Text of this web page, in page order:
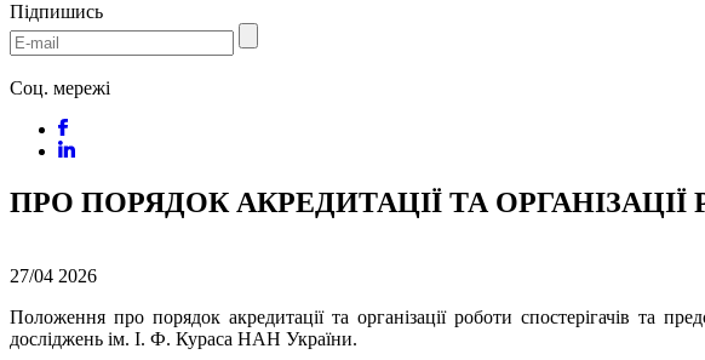
Підпишись
Соц. мережі
ПРО ПОРЯДОК АКРЕДИТАЦІЇ ТА
27/04 2026
Положення про порядок акредитації та організації роботи спостерігачів та
досліджень ім. І. Ф. Кураса НАН України.